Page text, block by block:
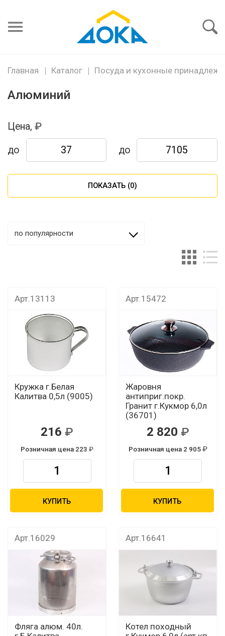
пароль
Главная Каталог Посуда и кухонные
Алюминий
Цена,
до до
ПОКАЗАТЬ (0)
по популярности
Арт.13113
Кружка г.Белая
Калитва 0,5л (9005)
216
Розничная цена 223
КУПИТЬ
Арт.15472
Жаровня
антиприг.покр.
Гранит г.Кукмор 6,0л
(36701)
2 820
Розничная цена 2 905
КУПИТЬ
Арт.16029
Фляга алюм. 40л.
Арт.16641
Котел походный